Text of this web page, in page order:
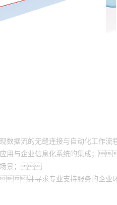
据流的无缝连接与自动化工作
用与企业信息化系统的集成；
场景；
并寻求专业支持服务的企